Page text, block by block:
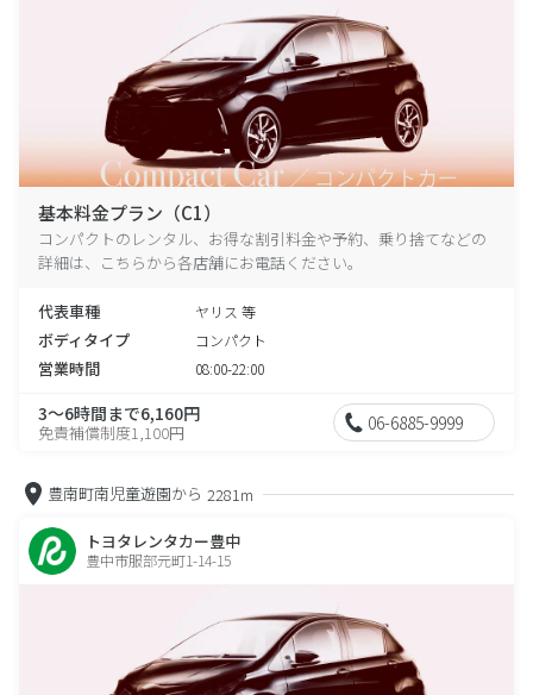
基本料金プラン（C1）
コンパクトのレンタル、お得な割引料金や予約、乗り捨てなどの
詳細は、こちらから各店舗にお電話ください。
代表車種 ヤリス 等
ボディタイプ コンパクト
営業時間 08:00-22:00
3～6時間まで6,160円
免責補償制度1,100円 06-6885-9999
豊南町南児童遊園から 2281m
トヨタレンタカー豊中
豊中市服部元町1-14-15